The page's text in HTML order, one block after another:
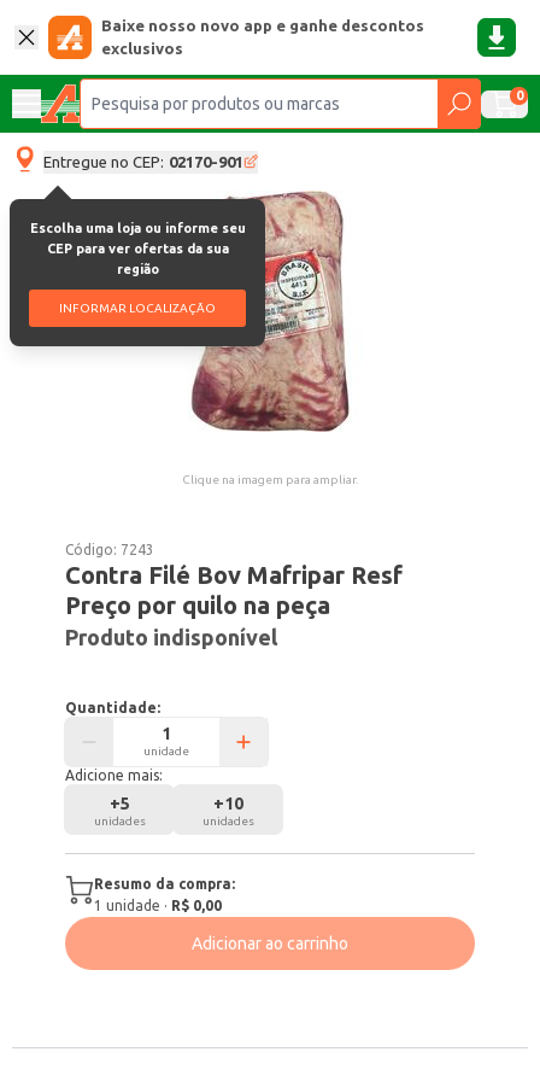
Baixe nosso novo app e ganhe descontos
exclusivos
0
Entregue no CEP: 02170-901
Escolha uma loja ou informe seu
CEP para ver ofertas da sua
região
INFORMAR LOCALIZAÇÃO
Clique na imagem para ampliar.
Código: 7243
Contra Filé Bov Mafripar Resf
Preço por quilo na peça
Produto indisponível
Quantidade:
unidade
Adicione mais:
+5
unidades
+10
unidades
Resumo da compra:
1 unidade · R$ 0,00
Adicionar ao carrinho